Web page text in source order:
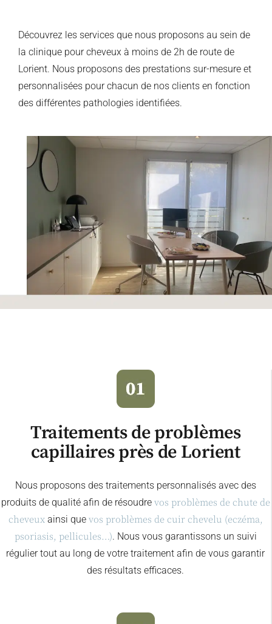
Découvrez les services que nous proposons au sein de
la clinique pour cheveux à moins de 2h de route de
Lorient. Nous proposons des prestations sur-mesure et
personnalisées pour chacun de nos clients en fonction
des différentes pathologies identifiées.
Traitements de problèmes
capillaires près de Lorient
Nous proposons des traitements personnalisés avec des
produits de qualité afin de résoudre vos problèmes de chute de
cheveuxainsi que vos problèmes de cuir chevelu (eczéma,
psoriasis, pellicules…). Nous vous garantissons un suivi
régulier tout au long de votre traitement afin de vous garantir
des résultats efficaces.